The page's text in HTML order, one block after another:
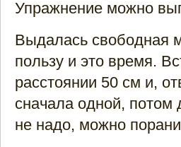
Упражнение можно
Выдалась свободная
пользу и это время.
расстоянии 50 см и,
сначала одной, потом
не надо, можно